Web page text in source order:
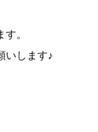
。
いします♪